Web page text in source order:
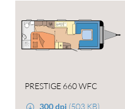
PRESTIGE 660 WFC
300 dpi (503 KB)